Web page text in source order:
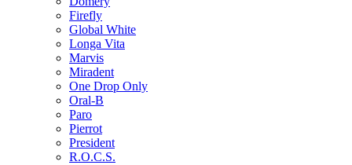
Firefly
Global White
Longa Vita
Marvis
Miradent
One Drop Only
Oral-B
Paro
Pierrot
President
R.O.C.S.